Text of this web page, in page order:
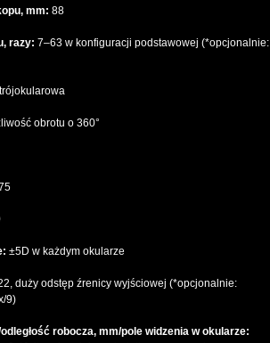
mm: 88
razy: 7–63 w konfiguracji podstawowej (*opcjonalnie:
trójokularowa
obrotu o 360°
±5D w każdym okularze
duży odstęp źrenicy wyjściowej (*opcjonalnie:
9)
robocza, mm/pole widzenia w okularze: